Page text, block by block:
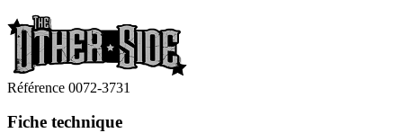
Référence 0072-3731
Fiche technique